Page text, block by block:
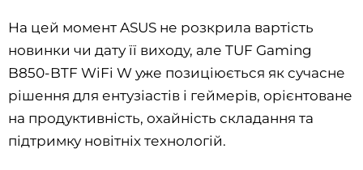
На цей момент ASUS не розкрила вартість
новинки чи дату її виходу, але TUF Gaming
B850-BTF WiFi W уже позиціюється як сучасне
рішення для ентузіастів і геймерів, орієнтоване
на продуктивність, охайність складання та
підтримку новітніх технологій.